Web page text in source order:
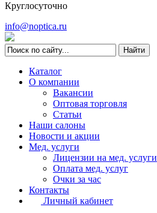
Круглосуточно
info@noptica.ru
Каталог
О компании
Вакансии
Оптовая торговля
Статьи
Наши салоны
Новости и акции
Мед. услуги
Лицензии на мед. услуги
Оплата мед. услуг
Очки за час
Контакты
Личный кабинет